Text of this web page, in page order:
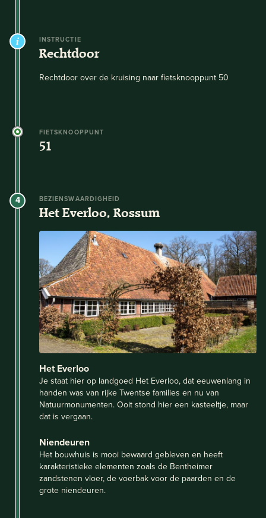
INSTRUCTIE
Rechtdoor
Rechtdoor over de kruising naar fietsknooppunt 50
FIETSKNOOPPUNT
51
4 BEZIENSWAARDIGHEID
Het Everloo, Rossum
Het Everloo
Je staat hier op landgoed Het Everloo, dat eeuwenlang in
handen was van rijke Twentse families en nu van
Natuurmonumenten. Ooit stond hier een kasteeltje, maar
dat is vergaan.
Niendeuren
Het bouwhuis is mooi bewaard gebleven en heeft
karakteristieke elementen zoals de Bentheimer
zandstenen vloer, de voerbak voor de paarden en de
grote niendeuren.